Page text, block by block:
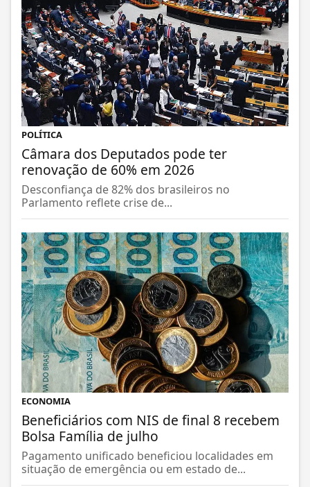
POLÍTICA
Câmara dos Deputados pode ter
renovação de 60% em 2026
Desconfiança de 82% dos brasileiros no
Parlamento reflete crise de...
ECONOMIA
Beneficiários com NIS de final 8 recebem
Bolsa Família de julho
Pagamento unificado beneficiou localidades em
situação de emergência ou em estado de...